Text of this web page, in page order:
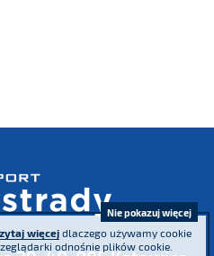
więcej dlaczego używamy cookie
odnośnie plików cookie.
Nie pokazuj więcej